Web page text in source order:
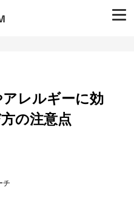
レルギーに効
の注意点
チ